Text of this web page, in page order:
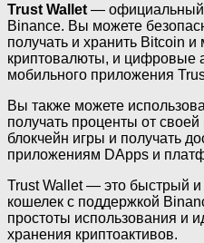
Trust Wallet — официальный
Binance. Вы можете
получать и хранить Bitcoin и
криптовалюты, и цифровые
мобильного приложения
Вы также можете
получать проценты от
блокчейн игры и получать
приложениям DApps и
Trust Wallet — это быстрый и
кошелек с поддержкой
простоты использования и
хранения криптоактивов.